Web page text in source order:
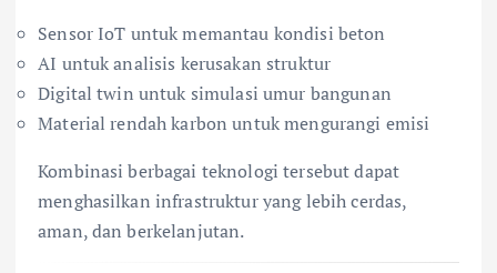
Sensor IoT untuk memantau kondisi beton
AI untuk analisis kerusakan struktur
Digital twin untuk simulasi umur bangunan
Material rendah karbon untuk mengurangi emisi
Kombinasi berbagai teknologi tersebut dapat
menghasilkan infrastruktur yang lebih cerdas,
aman, dan berkelanjutan.